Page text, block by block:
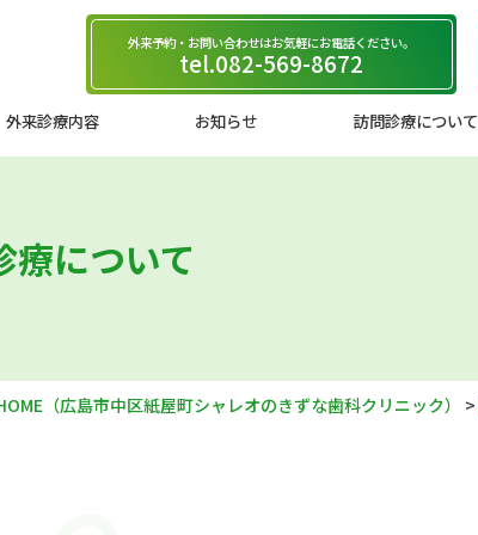
外来予約・お問い合わせはお気軽にお電話ください。
tel.082-569-8672
外来診療内容 お知らせ 訪問診療について
療について
（広島市中区紙屋町シャレオのきずな歯科クリニック） >